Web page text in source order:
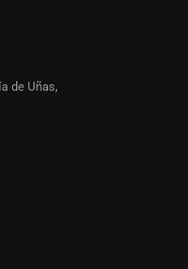
de Uñas,
a miles de